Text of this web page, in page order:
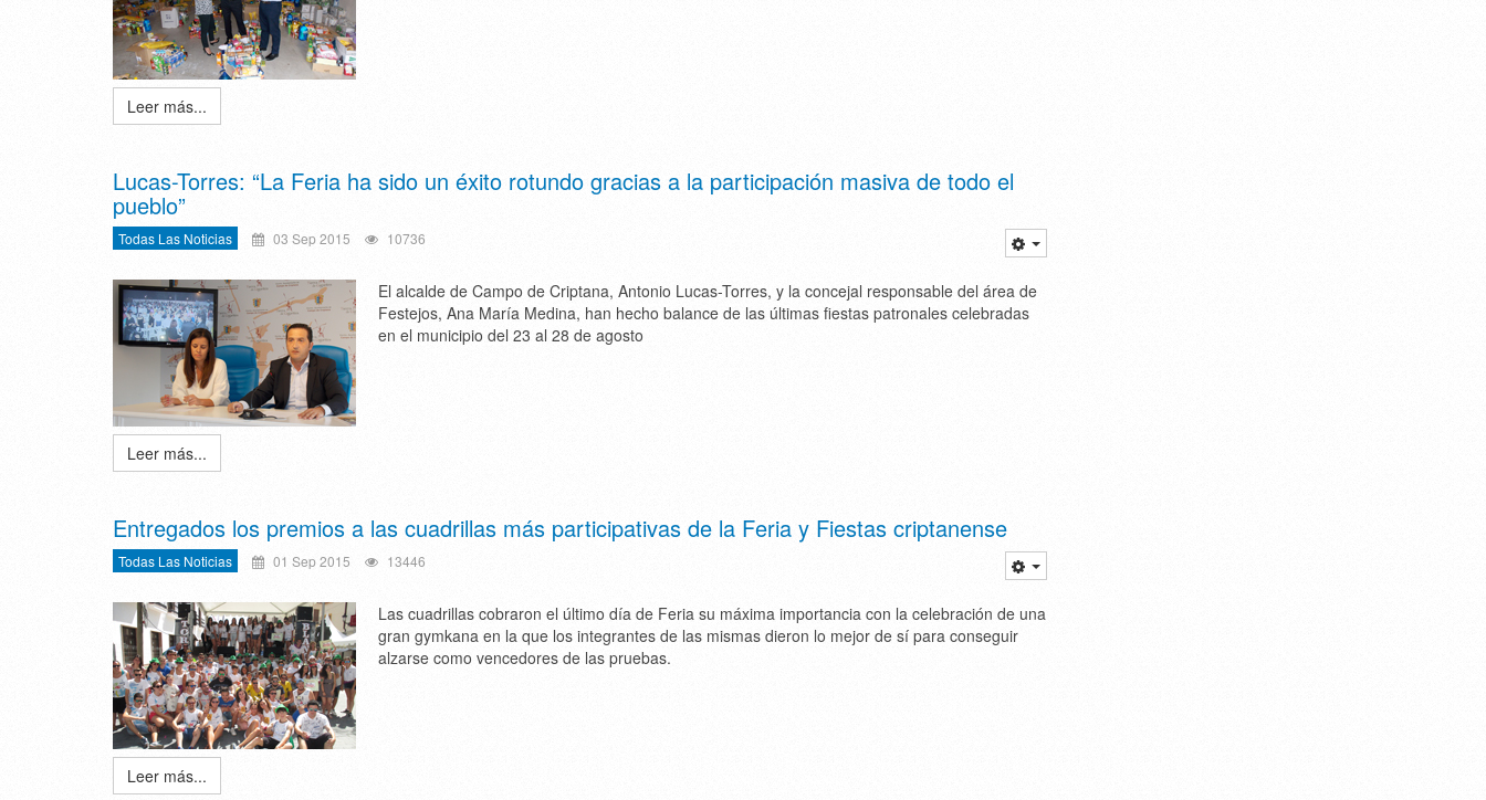
Leer más...
Lucas-Torres: “La Feria ha sido un éxito rotundo gracias a la participación masiva de todo el
pueblo”
Todas Las Noticias 03 Sep 2015 10736
El alcalde de Campo de Criptana, Antonio Lucas-Torres, y la concejal responsable del área de
Festejos, Ana María Medina, han hecho balance de las últimas fiestas patronales celebradas
en el municipio del 23 al 28 de agosto
Leer más...
Entregados los premios a las cuadrillas más participativas de la Feria y Fiestas criptanense
Todas Las Noticias 01 Sep 2015 13446
Las cuadrillas cobraron el último día de Feria su máxima importancia con la celebración de una
gran gymkana en la que los integrantes de las mismas dieron lo mejor de sí para conseguir
alzarse como vencedores de las pruebas.
Leer más...